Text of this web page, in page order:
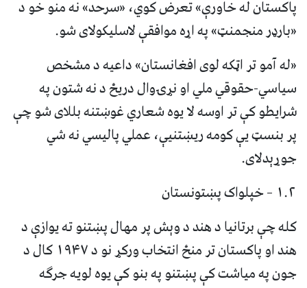
پاکستان له خاورې» تعرض کوي، «سرحد» نه منو خو د
«بارډر منجمنټ» په اړه موافقې لاسلیکولای شو.
«له آمو تر اټکه لوی افغانستان» داعیه د مشخص
سیاسي-حقوقي ملي او نړۍوال دریځ د نه شتون په
شرایطو کې تر اوسه لا یوه شعاري غوښتنه بللای شو چې
پر بنسټ یې کومه ریښتنیې، عملي پالیسي نه شي
جوړېدلای.
۱.۲ – خپلواک پښتونستان
کله چې برتانیا د هند د وېش پر مهال پښتنو ته یوازې د
هند او پاکستان تر منځ انتخاب ورکړ نو د ۱۹۴۷ کال د
جون په میاشت کې پښتنو په بنو کې یوه لویه جرګه